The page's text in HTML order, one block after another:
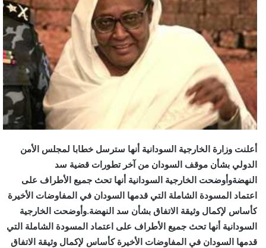
أعلنت وزارة الخارجية السودانية أنها سترسل خطابا لمجلس الأمن
الدولي بشأن موقف السودان من آخر تطورات قضية سد
النهضةوأوضحت الخارجية السودانية أنها تحث جميع الأطراف على
اعتماد المسودة الشاملة التي قدمها السودان في المفاوضات الأخيرة
كأساس لإكمال وثيقة الاتفاق بشأن سد النهضة.وأوضحت الخارجية
السودانية أنها تحث جميع الأطراف على اعتماد المسودة الشاملة التي
قدمها السودان في المفاوضات الأخيرة كأساس لإكمال وثيقة الاتفاق